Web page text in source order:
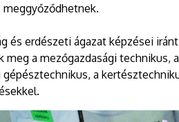
és erdészeti ágazat képzései
meg a mezőgazdasági technikus,
gépésztechnikus, a